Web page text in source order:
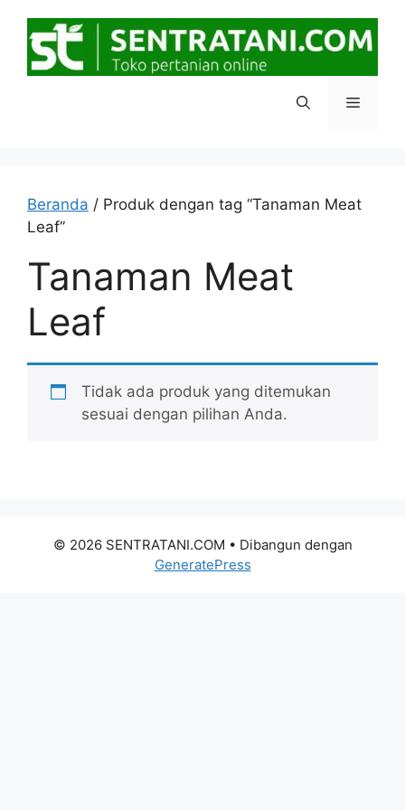
Menu
Beranda / Produk dengan tag “Tanaman Meat
Leaf”
Tanaman Meat
Leaf
Tidak ada produk yang ditemukan
sesuai dengan pilihan Anda.
© 2026 SENTRATANI.COM • Dibangun dengan
GeneratePress